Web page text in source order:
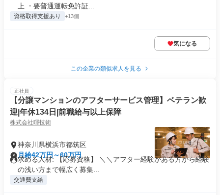
上 ・要普通運転免許証...
資格取得支援あり +13個
気になる
この企業の類似求人を見る
正社員
【分譲マンションのアフターサービス管理】ベテラン歓
迎|年休134日|前職給与以上保障
株式会社暉技術
神奈川県横浜市都筑区
月給42万円～60万円
求める人材: 【応募資格】 ＼＼アフター経験がある方から経験
の浅い方まで幅広く募集...
交通費支給